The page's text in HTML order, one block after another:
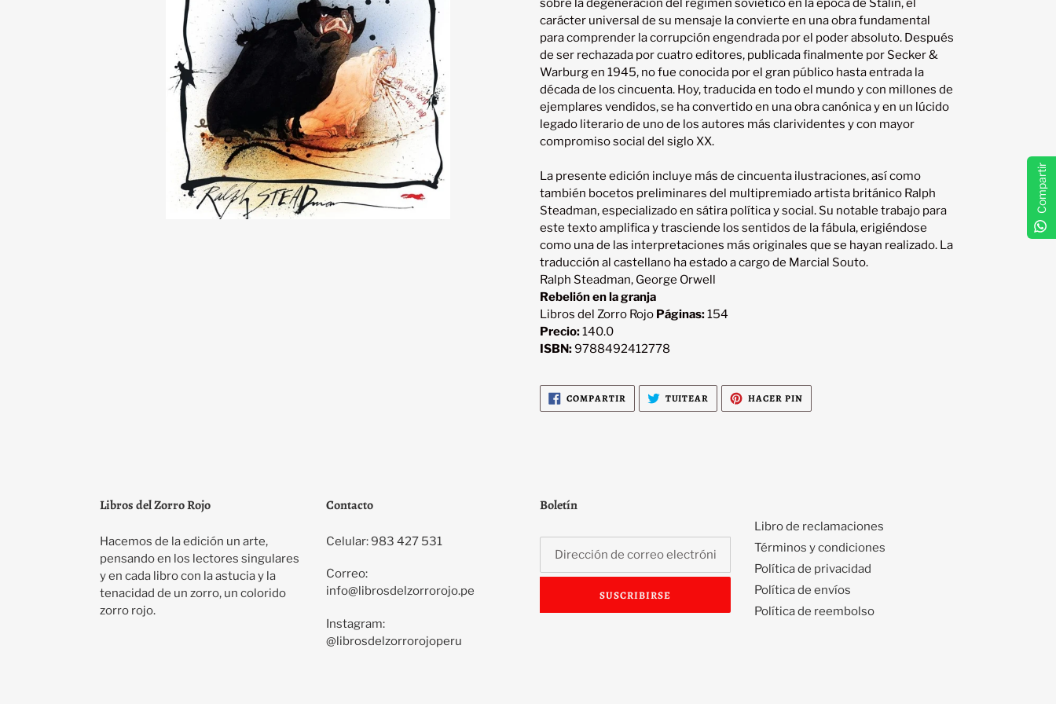
sobre la degeneración del régimen soviético en la época de Stalin, el
carácter universal de su mensaje la convierte en una obra fundamental
para comprender la corrupción engendrada por el poder absoluto. Después
de ser rechazada por cuatro editores, publicada finalmente por Secker &
Warburg en 1945, no fue conocida por el gran público hasta entrada la
década de los cincuenta. Hoy, traducida en todo el mundo y con millones de
ejemplares vendidos, se ha convertido en una obra canónica y en un lúcido
legado literario de uno de los autores más clarividentes y con mayor
compromiso social del siglo XX.
La presente edición incluye más de cincuenta ilustraciones, así como
también bocetos preliminares del multipremiado artista británico Ralph
Steadman, especializado en sátira política y social. Su notable trabajo para
este texto amplifica y trasciende los sentidos de la fábula, erigiéndose
como una de las interpretaciones más originales que se hayan realizado. La
Ralph Steadman, George Orwell
Rebelión en la granja
Libros del Zorro Rojo Páginas:154
Precio:140.0
ISBN:9788492412778
COMPARTIR COMPARTIR
EN
FACEBOOK
TUITEAR TUITEAR
TWITTER
HACER PINPINEAR
PINTEREST
Libros del Zorro Rojo
Hacemos de la edición un arte,
pensando en los lectores singulares
y en cada libro con la astucia y la
tenacidad de un zorro, un colorido
zorro rojo.
Contacto
Celular: 983 427 531
Correo:
info@librosdelzorrorojo.pe
Instagram:
@librosdelzorrorojoperu
Boletín
SUSCRIBIRSE
Libro de reclamaciones
Términos y condiciones
Política de privacidad
Política de envíos
Política de reembolso
Compartir